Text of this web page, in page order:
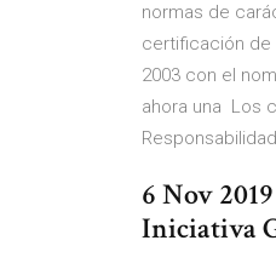
normas de
certificación de
2003 con el
ahora una Los
6 Nov
Iniciativa